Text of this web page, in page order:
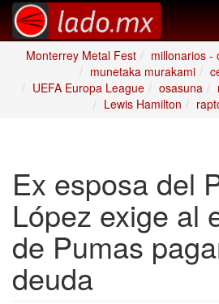
Monterrey Metal Fest
millonarios -
munetaka murakami
UEFA Europa League
osasuna
Lewis Hamilton
Ex esposa del
López exige al
de Pumas
deuda